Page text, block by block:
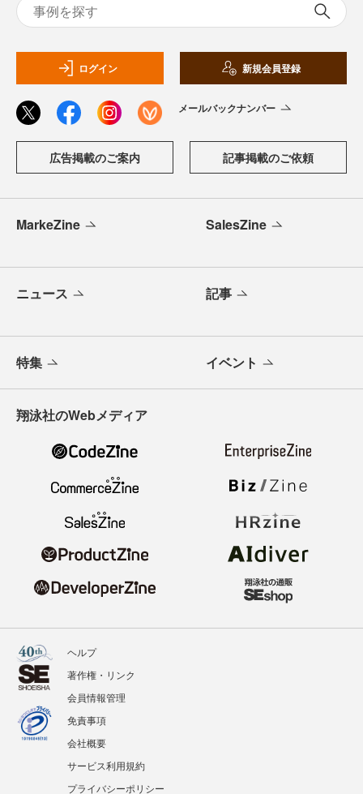
ログイン 新規会員登録
メールバックナンバー
広告掲載のご案内 記事掲載のご依頼
MarkeZine SalesZine
ニュース 記事
特集 イベント
翔泳社のWebメディア
ヘルプ
著作権・リンク
会員情報管理
免責事項
会社概要
サービス利用規約
プライバシーポリシー